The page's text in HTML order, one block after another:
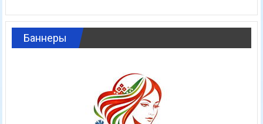
Баннеры